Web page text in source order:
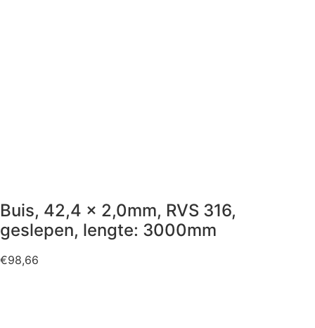
Buis, 42,4 x 2,0mm, RVS 316,
geslepen, lengte: 3000mm
€98,66